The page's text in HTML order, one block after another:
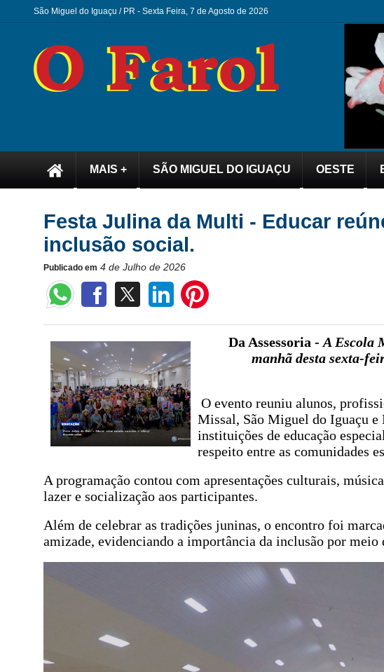
São Miguel do Iguaçu / PR - Sexta Feira, 7 de Agosto de 2026
MAIS + SÃO MIGUEL DO IGUAÇU OESTE
Festa Julina da Multi - Educar
inclusão social.
Publicado em 4 de Julho de 2026
Da Assessoria - A Escola
manhã desta sexta-
O evento reuniu alunos,
Missal, São Miguel do Iguaçu e
instituições de educação
respeito entre as comunidades
A programação contou com apresentações culturais,
lazer e socialização aos participantes.
Além de celebrar as tradições juninas, o encontro foi
amizade, evidenciando a importância da inclusão por meio